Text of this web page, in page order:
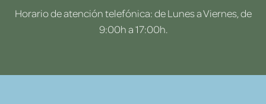
Horario de atención telefónica: de Lunes a Viernes, de
9:00h a 17:00h.